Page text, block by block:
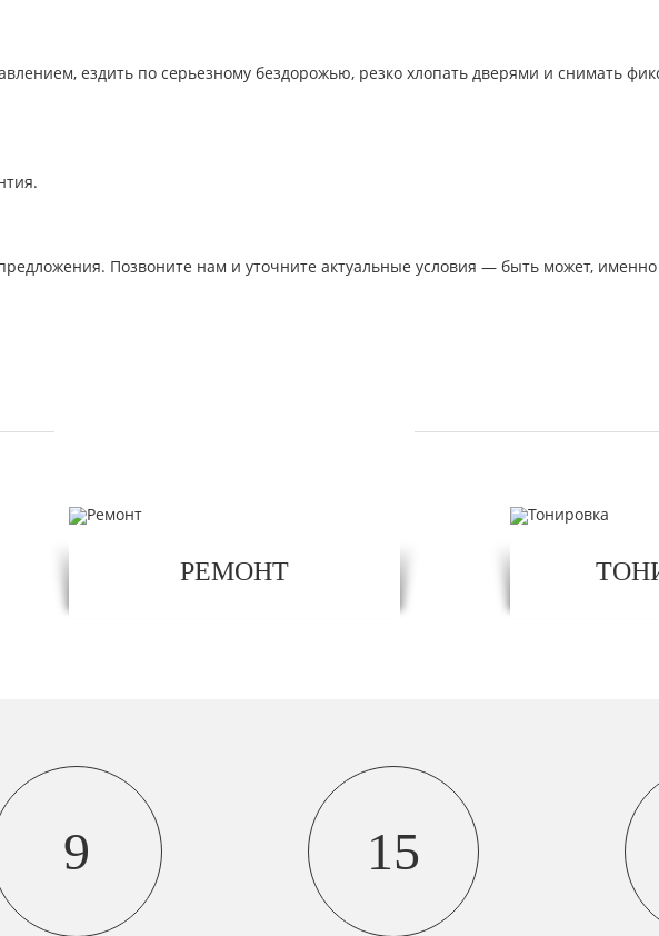
ездить по серьезному бездорожью, резко хлопать дверями и снимать
Позвоните нам и уточните актуальные условия — быть может, именно
РЕМОНТ
9 15